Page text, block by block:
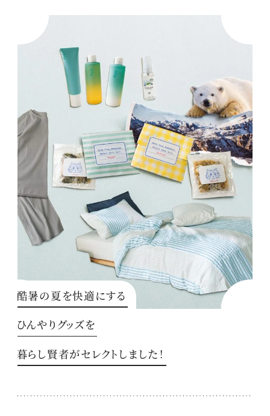
酷暑の夏を快適にする
ひんやりグッズを
暮らし賢者がセレクトしました！